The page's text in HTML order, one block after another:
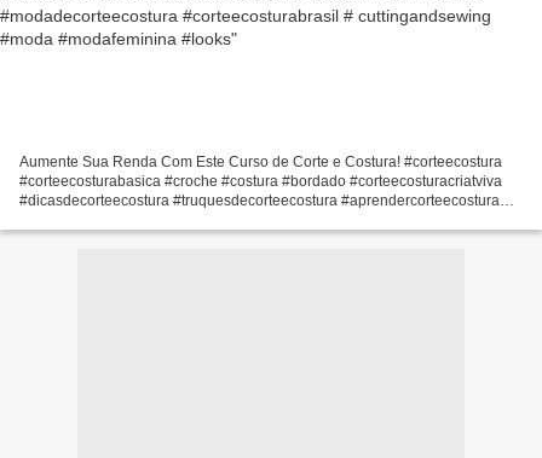
#modadecorteecostura #corteecosturabrasil #
cuttingandsewing #moda #modafeminina #looks
Aumente Sua Renda Com Este Curso de Corte e Costura! #corteecostura
#corteecosturabasica #croche #costura #bordado #corteecosturacriatviva
#dicasdecorteecostura #truquesdecorteecostura #aprendercorteecostura